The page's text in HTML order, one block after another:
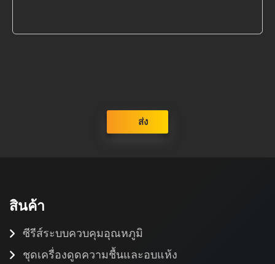
ส่ง
สินค้า
ซีรีส์ระบบควบคุมอุณหภูมิ
ชุดเครื่องดูดความชื้นและอบแห้ง